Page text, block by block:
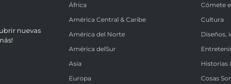
nuevas
África
América Central & Caribe
América del Norte
América delSur
Asia
Europa
Cómete
Cultura
Diseños,
Historias
Cosas